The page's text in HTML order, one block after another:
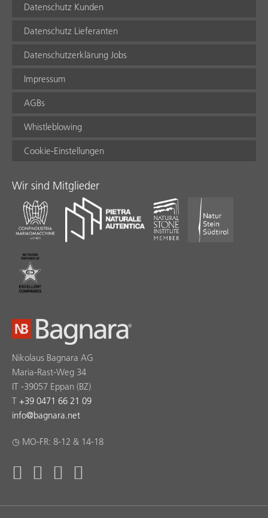
Datenschutz Kunden
Datenschutz Lieferanten
Datenschutzerklärung Jobs
Impressum
AGBs
Whistleblowing
Cookie-Einstellungen
Wir sind Mitglieder
Nikolaus Bagnara AG
Maria-Rast-Weg 34
IT -39057 Eppan (BZ)
T +39 0471 66 21 09
info@bagnara.net
◷ MO-FR: 8-12 & 14-18